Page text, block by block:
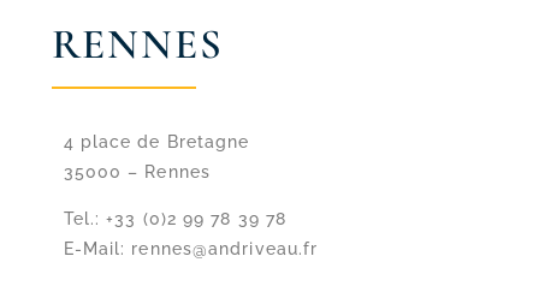
RENNES
4 place de Bretagne
35000 – Rennes
Tel.: +33 (0)2 99 78 39 78
E-Mail: rennes@andriveau.fr